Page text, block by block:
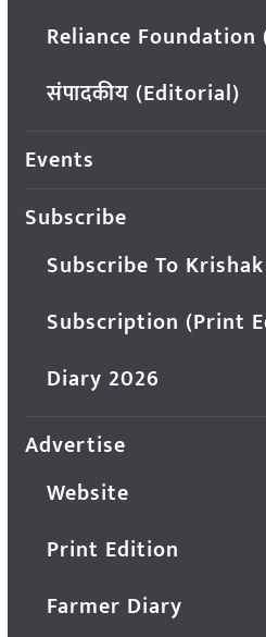
Reliance Foundation
संपादकीय (Editorial)
Events
Subscribe
Subscribe To
Subscription (Print
Diary 2026
Advertise
Website
Print Edition
Farmer Diary